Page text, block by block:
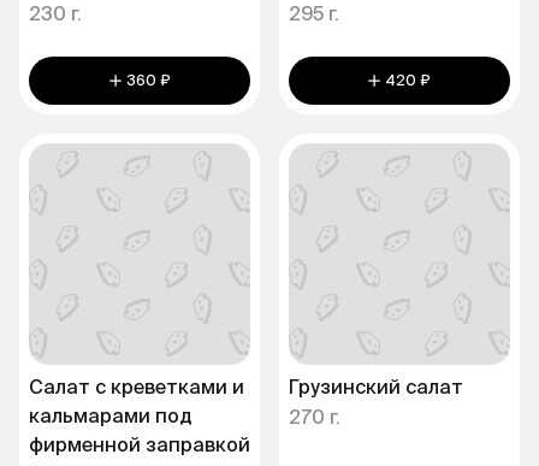
230 г.
360 ₽
295 г.
420 ₽
Салат с креветками и
кальмарами под
фирменной заправкой
Грузинский салат
270 г.